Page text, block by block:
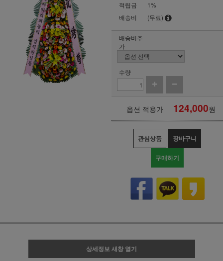
적립금
1%
배송비
(무료)
배송비추
가
수량
옵션 적용가 124,000원
관심상품 장바구니
구매하기
상세정보 새창 열기